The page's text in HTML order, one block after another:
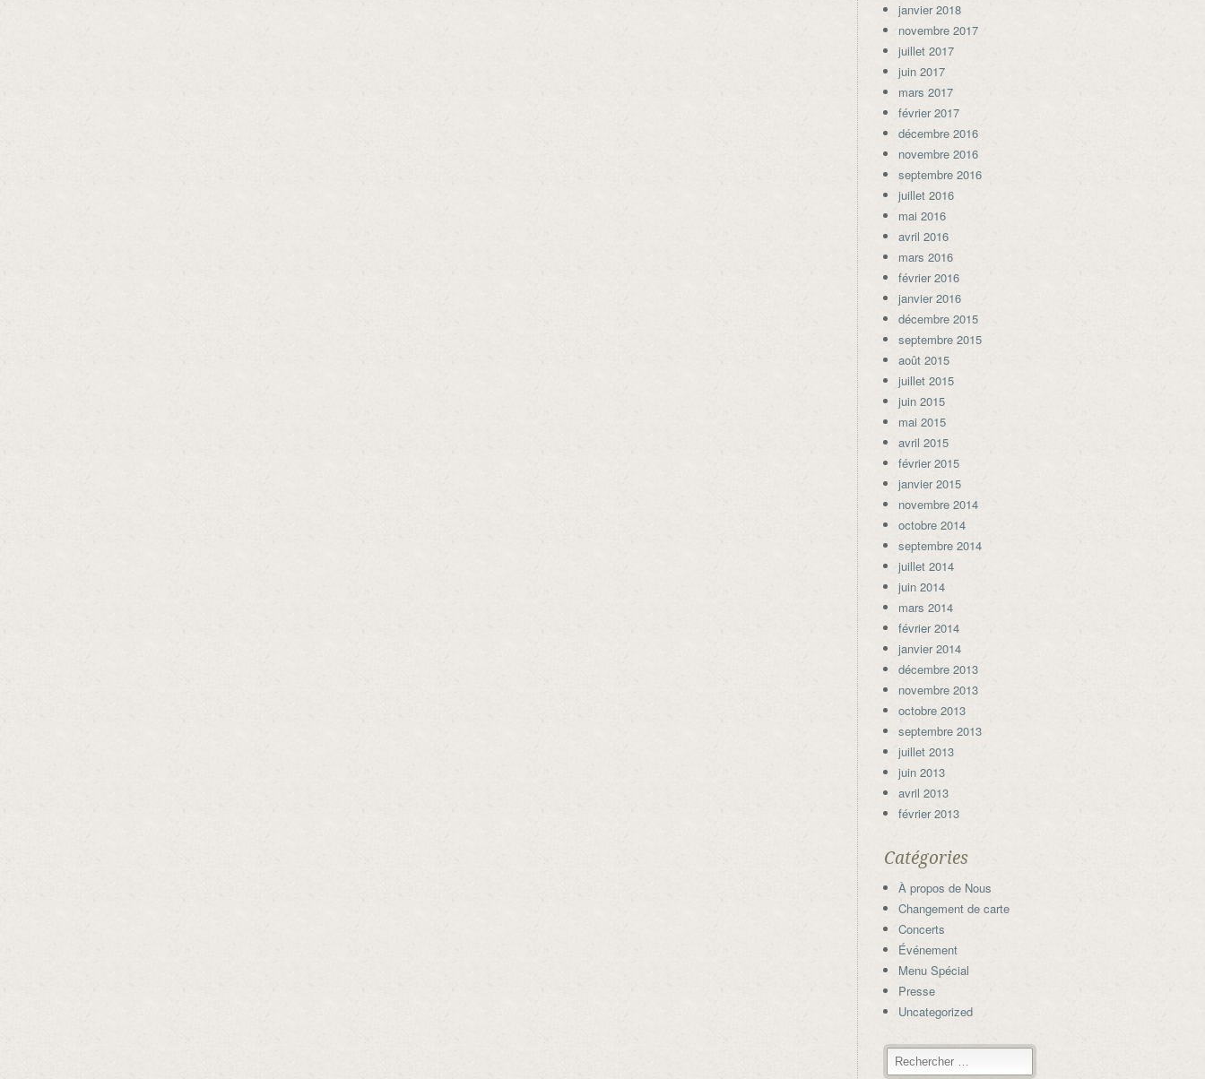
janvier 2018
novembre 2017
juillet 2017
juin 2017
mars 2017
février 2017
décembre 2016
novembre 2016
septembre 2016
juillet 2016
mai 2016
avril 2016
mars 2016
février 2016
janvier 2016
décembre 2015
septembre 2015
août 2015
juillet 2015
juin 2015
mai 2015
avril 2015
février 2015
janvier 2015
novembre 2014
octobre 2014
septembre 2014
juillet 2014
juin 2014
mars 2014
février 2014
janvier 2014
décembre 2013
novembre 2013
octobre 2013
septembre 2013
juillet 2013
juin 2013
avril 2013
février 2013
Catégories
À propos de Nous
Changement de carte
Concerts
Événement
Menu Spécial
Presse
Uncategorized